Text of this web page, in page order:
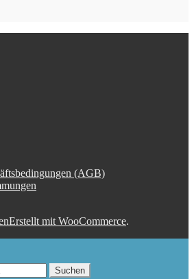
(AGB)
Erstellt mit WooCommerce.
Suchen